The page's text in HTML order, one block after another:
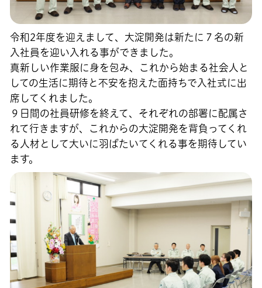
令和2年度を迎えまして、大淀開発は新たに７名の新
入社員を迎い入れる事ができました。
真新しい作業服に身を包み、これから始まる社会人と
しての生活に期待と不安を抱えた面持ちで入社式に出
席してくれました。
９日間の社員研修を終えて、それぞれの部署に配属さ
れて行きますが、これからの大淀開発を背負ってくれ
る人材として大いに羽ばたいてくれる事を期待してい
ます。